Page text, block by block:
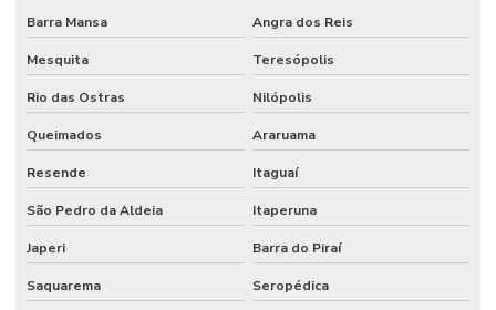
Barra Mansa Angra dos Reis
Mesquita Teresópolis
Rio das Ostras Nilópolis
Queimados Araruama
Resende Itaguaí
São Pedro da Aldeia Itaperuna
Japeri Barra do Piraí
Saquarema Seropédica